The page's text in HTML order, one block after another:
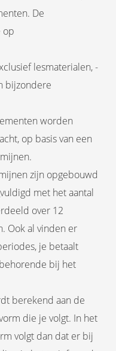
De
op
lesmaterialen, -
bijzondere
worden
op basis van een
zijn opgebouwd
met het aantal
over 12
Ook al vinden er
je betaalt
bij het
berekend aan de
die je volgt. In het
volgt dan dat er bij